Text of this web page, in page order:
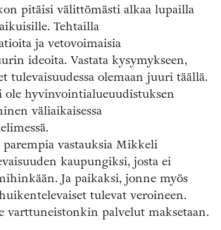
pitäisi välittömästi alkaa lupailla
Tehtailla
ja vetovoimaisia
ideoita. Vastata kysymykseen,
tulevaisuudessa olemaan juuri täällä.
ole hyvinvointialueuudistuksen
väliaikaisessa
vastauksia Mikkeli
kaupungiksi, josta ei
Ja paikaksi, jonne myös
tulevat veroineen.
varttuneistonkin palvelut maksetaan.